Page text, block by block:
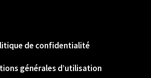
de confidentialité
générales d’utilisation